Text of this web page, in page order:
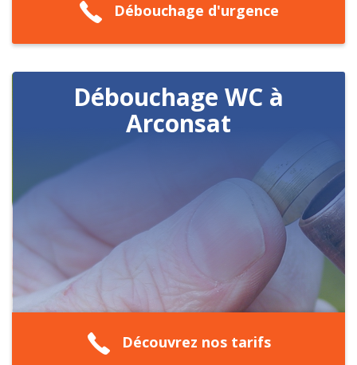
Débouchage d'urgence
Débouchage WC à
Arconsat
Découvrez nos tarifs